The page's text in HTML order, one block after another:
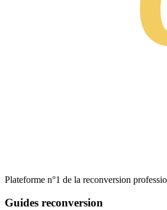
Plateforme n°1 de la reconversion
Guides reconversion